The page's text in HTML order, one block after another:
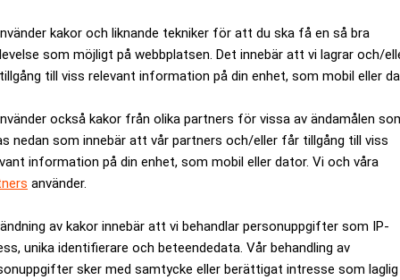
kakor och liknande tekniker för att du ska få en så bra
som möjligt på webbplatsen. Det innebär att vi lagrar och/
till viss relevant information på din enhet, som mobil eller
också kakor från olika partners för vissa av ändamålen
nedan som innebär att vår partners och/eller får tillgång till viss
information på din enhet, som mobil eller dator. Vi och våra
använder.
av kakor innebär att vi behandlar personuppgifter som IP-
unika identifierare och beteendedata. Vår behandling av
sker med samtycke eller berättigat intresse som laglig
en nettovinst på 1 073 miljoner kronor för det
i fjol.